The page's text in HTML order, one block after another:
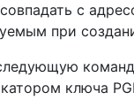
с
при
ключа